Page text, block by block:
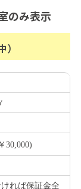
のみ表示
）
30,000)
れば保証金全